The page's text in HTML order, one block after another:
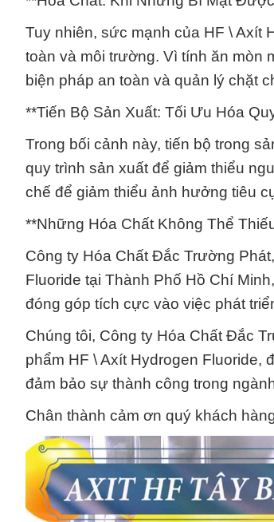
Tuy nhiên, sức mạnh của HF \ Axít
toàn và môi trường. Vì tính ăn mòn
biện pháp an toàn và quản lý chặt
**Tiến Bộ Sản Xuất: Tối Ưu Hóa
Trong bối cảnh này, tiến bộ trong
quy trình sản xuất để giảm thiểu
chế để giảm thiểu ảnh hưởng tiêu
**Những Hóa Chất Không Thể
Công ty Hóa Chất Đắc Trường
Fluoride tại Thành Phố Hồ Chí
đóng góp tích cực vào việc phát
Chúng tôi, Công ty Hóa Chất Đắc
phẩm HF \ Axít Hydrogen Fluoride,
đảm bảo sự thành công trong
Chân thành cảm ơn quý khách